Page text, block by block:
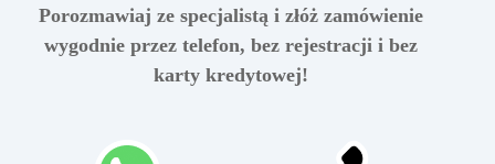
Porozmawiaj ze specjalistą i złóż zamówienie
wygodnie przez telefon, bez rejestracji i bez
karty kredytowej!